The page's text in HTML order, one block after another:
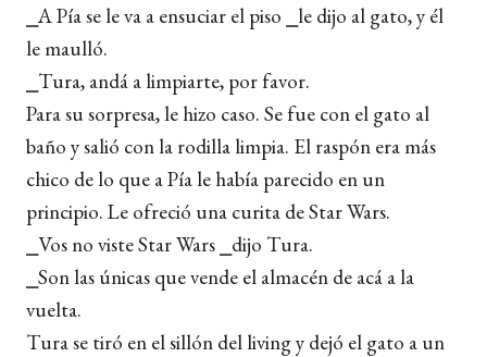
⎯A Pía se le va a ensuciar el piso ⎯le dijo al gato, y él
le maulló.
⎯Tura, andá a limpiarte, por favor.
Para su sorpresa, le hizo caso. Se fue con el gato al
baño y salió con la rodilla limpia. El raspón era más
chico de lo que a Pía le había parecido en un
principio. Le ofreció una curita de Star Wars.
⎯Vos no viste Star Wars ⎯dijo Tura.
⎯Son las únicas que vende el almacén de acá a la
vuelta.
Tura se tiró en el sillón del living y dejó el gato a un